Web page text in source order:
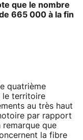
que le nombre
665 000 à la fin
quatrième
le territoire
au très haut
par rapport
que
la fibre